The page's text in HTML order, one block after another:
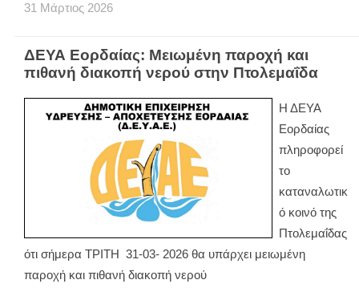
31 Μάρτιος 2026
ΔΕΥΑ Εορδαίας: Μειωμένη παροχή και
πιθανή διακοπή νερού στην Πτολεμαΐδα
Η ΔΕΥΑ
Εορδαίας
πληροφορεί
το
καταναλωτικ
ό κοινό της
Πτολεμαΐδας
ότι σήμερα ΤΡΙΤΗ 31-03- 2026 θα υπάρχει μειωμένη
παροχή και πιθανή διακοπή νερού